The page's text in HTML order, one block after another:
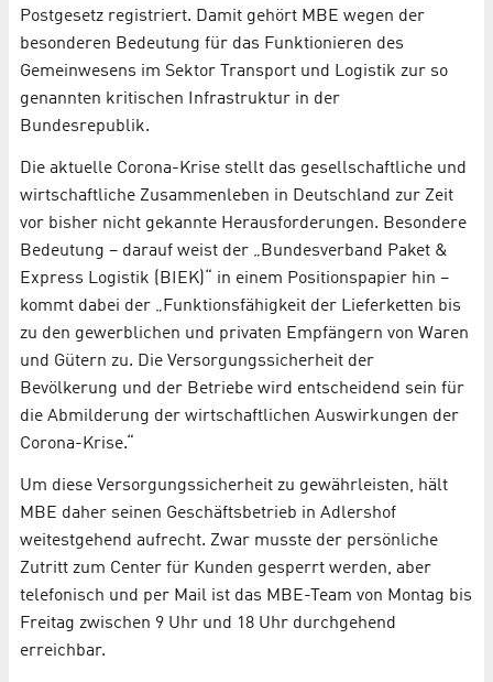
Postgesetz registriert. Damit gehört MBE wegen der
besonderen Bedeutung für das Funktionieren des
Gemeinwesens im Sektor Transport und Logistik zur so
genannten kritischen Infrastruktur in der
Bundesrepublik.
Die aktuelle Corona-Krise stellt das gesellschaftliche und
wirtschaftliche Zusammenleben in Deutschland zur Zeit
vor bisher nicht gekannte Herausforderungen. Besondere
Bedeutung – darauf weist der „Bundesverband Paket &
Express Logistik (BIEK)“ in einem Positionspapier hin –
kommt dabei der „Funktionsfähigkeit der Lieferketten bis
zu den gewerblichen und privaten Empfängern von Waren
und Gütern zu. Die Versorgungssicherheit der
Bevölkerung und der Betriebe wird entscheidend sein für
die Abmilderung der wirtschaftlichen Auswirkungen der
Corona-Krise.“
Um diese Versorgungssicherheit zu gewährleisten, hält
MBE daher seinen Geschäftsbetrieb in Adlershof
weitestgehend aufrecht. Zwar musste der persönliche
Zutritt zum Center für Kunden gesperrt werden, aber
telefonisch und per Mail ist das MBE-Team von Montag bis
Freitag zwischen 9 Uhr und 18 Uhr durchgehend
erreichbar.